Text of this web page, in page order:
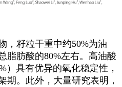
，籽粒干重中约50%为油
脂肪酸的80%左右。高油酸
）具有优异的氧化稳定性，
期。此外，大量研究表明，